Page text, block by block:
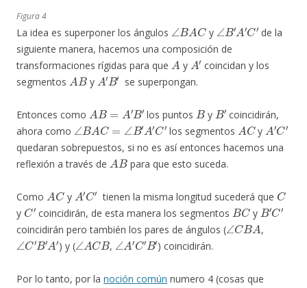
Figura 4
La idea es superponer los ángulos
∠B A C
y
∠B′ A′ C′
de la
siguiente manera, hacemos una composición de
transformaciones rígidas para que
A
y
A′
coincidan y los
segmentos
AB
y
A′B′
se superpongan.
Entonces como
A B= B
los puntos
B
y
B′
coincidirán,
ahora como
∠BAC= ∠B′A′ C′
los segmentos
AC
y
A′C′
quedaran sobrepuestos, si no es así entonces hacemos una
reflexión a través de
AB
para que esto suceda.
Como
A C
y
A′C′
tienen la misma longitud sucederá que
C
y
C′
coincidirán, de esta manera los segmentos
BC
y
B′C′
coincidirán pero también los pares de ángulos (
∠CBA
,
∠C′B′A′
) y (
∠ACB
,
∠ A′C′B′
) coincidirán.
Por lo tanto, por la noción común numero 4 (cosas que